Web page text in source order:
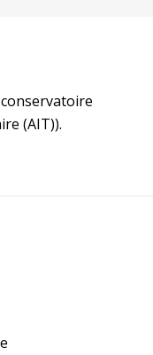
(AIT)).